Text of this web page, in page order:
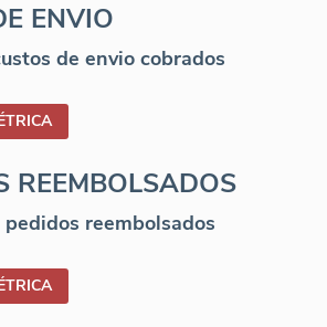
ENVIO
de envio cobrados
REEMBOLSADOS
reembolsados